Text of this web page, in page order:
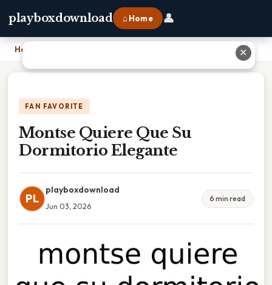
playboxdownload ⌂ Home 👤
Home
FAN FAVORITE
Montse Quiere Que Su
Dormitorio Elegante
PL
playboxdownload
Jun 03, 2026
6 min read
✕